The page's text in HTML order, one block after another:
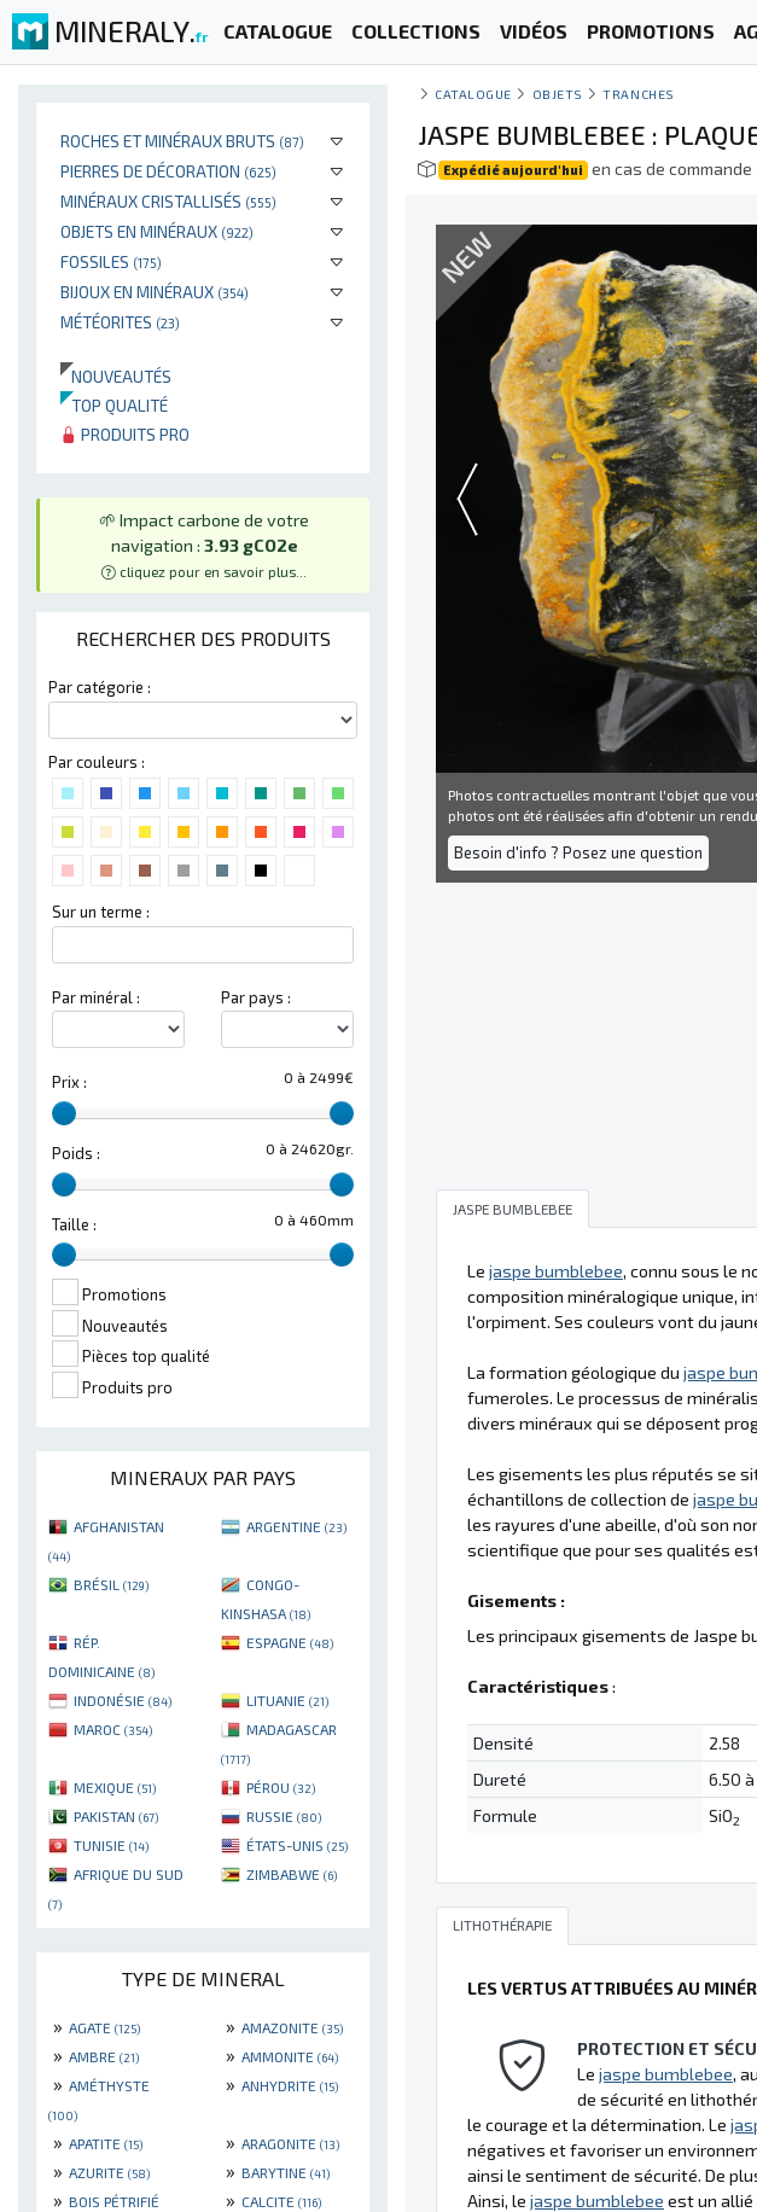
MINERALY.fr CATALOGUE COLLECTIONS VIDÉOS PROMOTIONS
ROCHES ET MINÉRAUX BRUTS (87)
PIERRES DE DÉCORATION (625)
MINÉRAUX CRISTALLISÉS (555)
OBJETS EN MINÉRAUX (922)
FOSSILES (175)
BIJOUX EN MINÉRAUX (354)
MÉTÉORITES (23)
NOUVEAUTÉS
TOP QUALITÉ
PRODUITS PRO
🌱 Impact carbone de votre
navigation : 3.93 gCO2e
cliquez pour en savoir plus...
RECHERCHER DES PRODUITS
Par catégorie :
Par couleurs :
Sur un terme :
Par minéral : Par pays :
0 à 2499€
Prix :
0 à 24620gr.
Poids :
0 à 460mm
Taille :
Promotions
Nouveautés
Pièces top qualité
Produits pro
MINERAUX PAR PAYS
AFGHANISTAN
(44)
ARGENTINE (23)
BRÉSIL (129)
CONGO-
KINSHASA (18)
RÉP.
DOMINICAINE (8)
ESPAGNE (48)
INDONÉSIE (84) LITUANIE (21)
MAROC (354) MADAGASCAR
(1717)
MEXIQUE (51) PÉROU (32)
PAKISTAN (67) RUSSIE (80)
TUNISIE (14) ÉTATS-UNIS (25)
AFRIQUE DU SUD
(7)
ZIMBABWE (6)
TYPE DE MINERAL
» AGATE (125) » AMAZONITE (35)
» AMBRE (21) » AMMONITE (64)
» AMÉTHYSTE
(100)
» ANHYDRITE (15)
» APATITE (15) » ARAGONITE (13)
» AZURITE (58) » BARYTINE (41)
» BOIS PÉTRIFIÉ » CALCITE (116)
CATALOGUE OBJETS TRANCHES
JASPE BUMBLEBEE :
Expédié aujourd'hui en cas de commande
NEW
Photos contractuelles montrant l'objet que
photos ont été réalisées afin d'obtenir un
Besoin d'info ? Posez une question
JASPE BUMBLEBEE
Le jaspe bumblebee, connu sous le
composition minéralogique unique,
l'orpiment. Ses couleurs vont du
La formation géologique du jaspe
fumeroles. Le processus de
divers minéraux qui se déposent
Les gisements les plus réputés se
échantillons de collection de jaspe
les rayures d'une abeille, d'où son
scientifique que pour ses qualités
Gisements :
Les principaux gisements de Jaspe
Caractéristiques:
Densité
2.58
Dureté
6.50
Formule
SiO2
LITHOTHÉRAPIE
LES VERTUS ATTRIBUÉES AU
PROTECTION ET
Le jaspe bumblebee,
de sécurité en
le courage et la détermination. Le
négatives et favoriser un
ainsi le sentiment de sécurité. De
Ainsi, le jaspe bumblebee est un allié